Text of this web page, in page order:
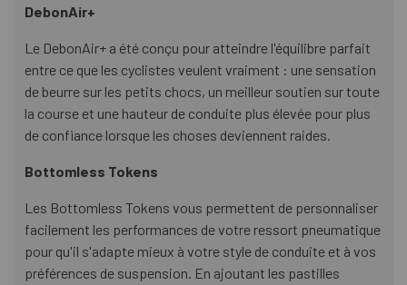
DebonAir+
Le DebonAir+ a été conçu pour atteindre l'équilibre parfait
entre ce que les cyclistes veulent vraiment : une sensation
de beurre sur les petits chocs, un meilleur soutien sur toute
la course et une hauteur de conduite plus élevée pour plus
de confiance lorsque les choses deviennent raides.
Bottomless Tokens
Les Bottomless Tokens vous permettent de personnaliser
facilement les performances de votre ressort pneumatique
pour qu'il s'adapte mieux à votre style de conduite et à vos
préférences de suspension. En ajoutant les pastilles